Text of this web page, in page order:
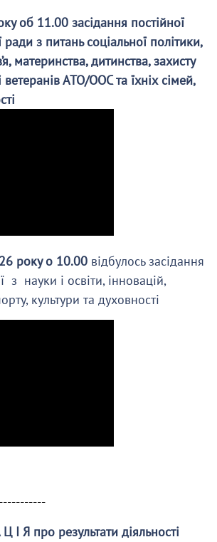
об 11.00 засідання постійної
ради з питань соціальної політики,
материнства, дитинства, захисту
ветеранів АТО/ООС та їхніх сімей,
року о 10.00 відбулось засідання
з науки і освіти, інновацій,
культури та духовності
Я про результати діяльності